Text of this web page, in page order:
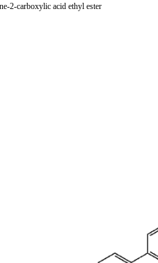
2-carboxylic acid ethyl ester